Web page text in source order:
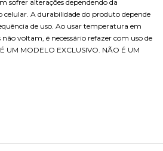
sofrer alterações dependendo da
A durabilidade do produto depende
de uso. Ao usar temperatura em
não voltam, é necessário refazer com uso de
UM MODELO EXCLUSIVO. NÃO É UM